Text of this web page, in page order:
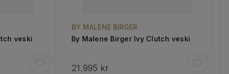
veski
BY MALENE BIRGER
By Malene Birger Ivy Clutch veski
21.995 kr